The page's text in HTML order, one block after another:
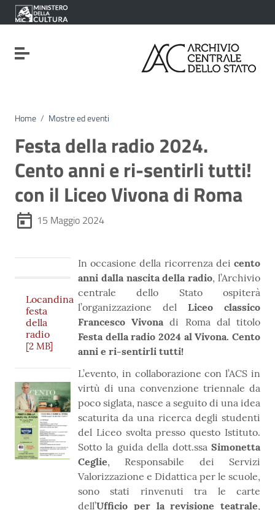
Vai ai contenuti
Vai al menu di navigazione
Vai al footer
Attiva / disattiva la navigazione
Home / Mostre ed eventi
Festa della radio 2024.
Cento anni e ri-sentirli tutti!
con il Liceo Vivona di Roma
15 Maggio 2024
Locandina
festa
della
radio
[2 MB]
In occasione della ricorrenza dei cento
anni dalla nascita della radio, l’Archivio
centrale dello Stato ospiterà
l’organizzazione del Liceo classico
Francesco Vivona di Roma dal titolo
Festa della radio 2024 al Vivona. Cento
anni e ri-sentirli tutti!
L’evento, in collaborazione con l’ACS in
virtù di una convenzione triennale da
poco siglata, nasce a seguito di una idea
scaturita da una ricerca degli studenti
del Liceo svolta presso questo Istituto.
Sotto la guida della dott.ssa Simonetta
Ceglie, Responsabile dei Servizi
Valorizzazione e Didattica per le scuole,
sono stati rinvenuti tra le carte
dell’Ufficio per la revisione teatrale,